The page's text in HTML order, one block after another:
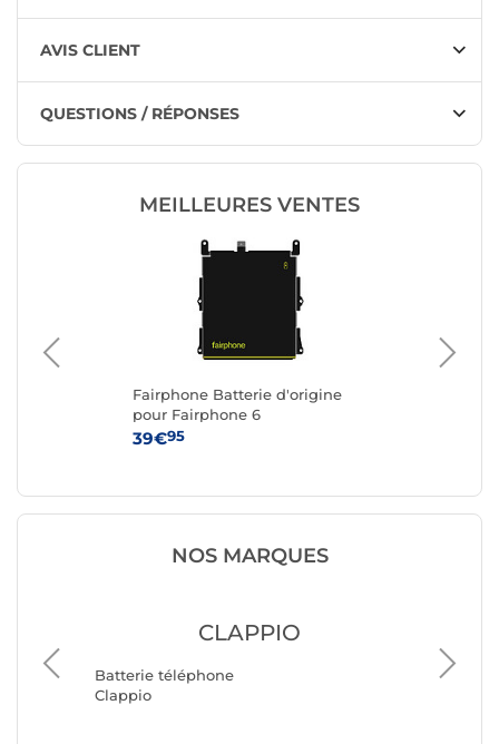
AVIS CLIENT
QUESTIONS / RÉPONSES
MEILLEURES VENTES
Fairphone Batterie d'origine
pour Fairphone 6
39€95
NOS MARQUES
CLAPPIO
Batterie téléphone
Clappio